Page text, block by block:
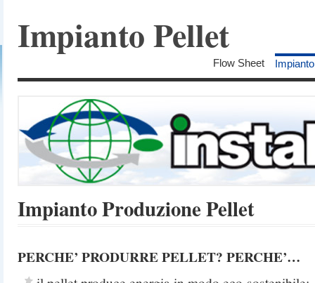
Impianto Pellet
Flow Sheet
Impianto Produzione Pellet
PERCHE’ PRODURRE PELLET? PERCHE’…